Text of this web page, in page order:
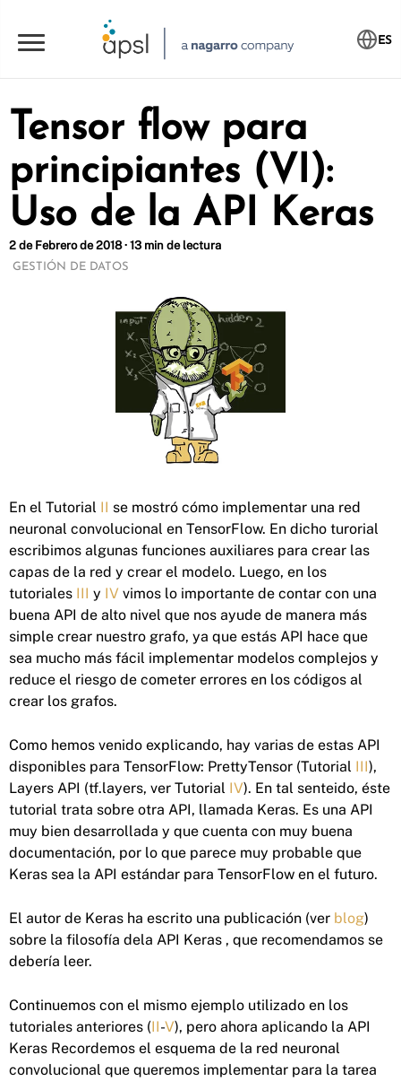
ES
Tensor flow para
principiantes (VI):
Uso de la API Keras
2 de Febrero de 2018 · 13 min de lectura
GESTIÓN DE DATOS
En el Tutorial II se mostró cómo implementar una red
neuronal convolucional en TensorFlow. En dicho turorial
escribimos algunas funciones auxiliares para crear las
capas de la red y crear el modelo. Luego, en los
tutoriales III y IV vimos lo importante de contar con una
buena API de alto nivel que nos ayude de manera más
simple crear nuestro grafo, ya que estás API hace que
sea mucho más fácil implementar modelos complejos y
reduce el riesgo de cometer errores en los códigos al
crear los grafos.
Como hemos venido explicando, hay varias de estas API
disponibles para TensorFlow: PrettyTensor (Tutorial III),
Layers API (tf.layers, ver Tutorial IV). En tal senteido, éste
tutorial trata sobre otra API, llamada Keras. Es una API
muy bien desarrollada y que cuenta con muy buena
documentación, por lo que parece muy probable que
Keras sea la API estándar para TensorFlow en el futuro.
El autor de Keras ha escrito una publicación (ver blog)
sobre la filosofía dela API Keras , que recomendamos se
debería leer.
Continuemos con el mismo ejemplo utilizado en los
tutoriales anteriores (II-V), pero ahora aplicando la API
Keras Recordemos el esquema de la red neuronal
convolucional que queremos implementar para la tarea